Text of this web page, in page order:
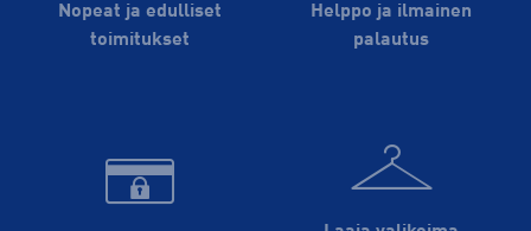
Nopeat ja edulliset
toimitukset
Helppo ja ilmainen
palautus